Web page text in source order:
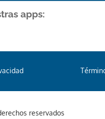
apps:
reservados